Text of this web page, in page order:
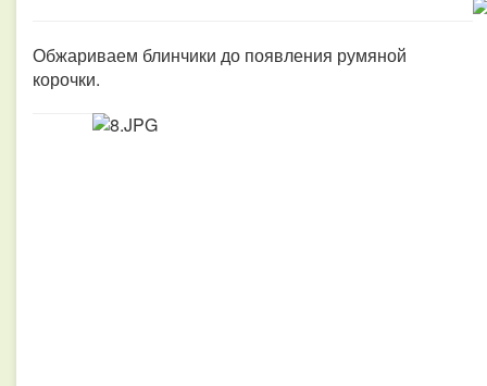
Обжариваем блинчики до появления румяной
корочки.